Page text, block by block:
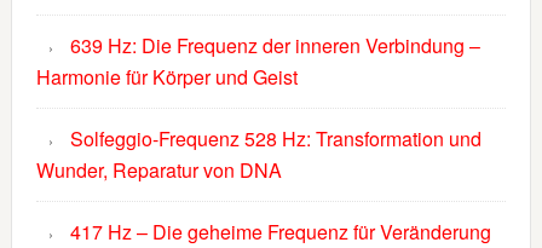
639 Hz: Die Frequenz der inneren Verbindung –
Harmonie für Körper und Geist
Solfeggio-Frequenz 528 Hz: Transformation und
Wunder, Reparatur von DNA
417 Hz – Die geheime Frequenz für Veränderung